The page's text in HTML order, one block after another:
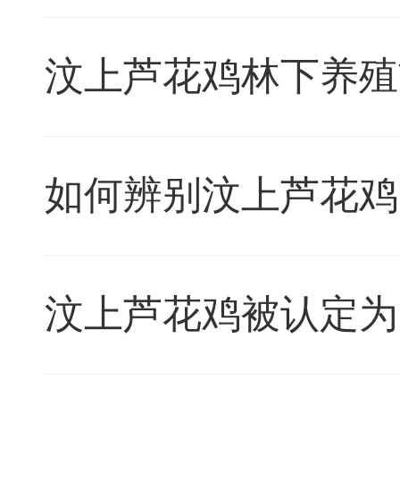
汶上芦花鸡林下养
如何辨别汶上芦花
汶上芦花鸡被认定